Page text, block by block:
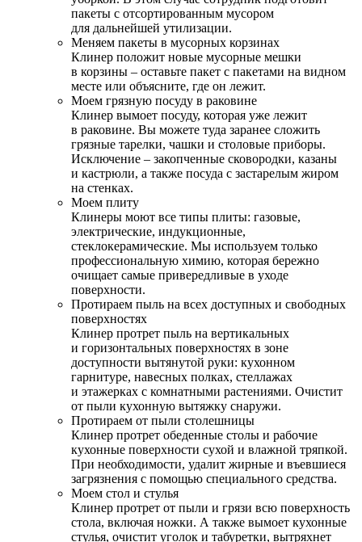
пакеты с отсортированным мусором
для дальнейшей утилизации.
Меняем пакеты в мусорных корзинах
Клинер положит новые мусорные мешки
в корзины – оставьте пакет с пакетами на видном
месте или объясните, где он лежит.
Моем грязную посуду в раковине
Клинер вымоет посуду, которая уже лежит
в раковине. Вы можете туда заранее сложить
грязные тарелки, чашки и столовые приборы.
Исключение – закопченные сковородки, казаны
и кастрюли, а также посуда с застарелым жиром
на стенках.
Моем плиту
Клинеры моют все типы плиты: газовые,
электрические, индукционные,
стеклокерамические. Мы используем только
профессиональную химию, которая бережно
очищает самые привередливые в уходе
поверхности.
Протираем пыль на всех доступных и свободных
поверхностях
Клинер протрет пыль на вертикальных
и горизонтальных поверхностях в зоне
доступности вытянутой руки: кухонном
гарнитуре, навесных полках, стеллажах
и этажерках с комнатными растениями. Очистит
от пыли кухонную вытяжку снаружи.
Протираем от пыли столешницы
Клинер протрет обеденные столы и рабочие
кухонные поверхности сухой и влажной тряпкой.
При необходимости, удалит жирные и въевшиеся
загрязнения с помощью специального средства.
Моем стол и стулья
Клинер протрет от пыли и грязи всю поверхность
стола, включая ножки. А также вымоет кухонные
стулья, очистит уголок и табуретки, вытряхнет